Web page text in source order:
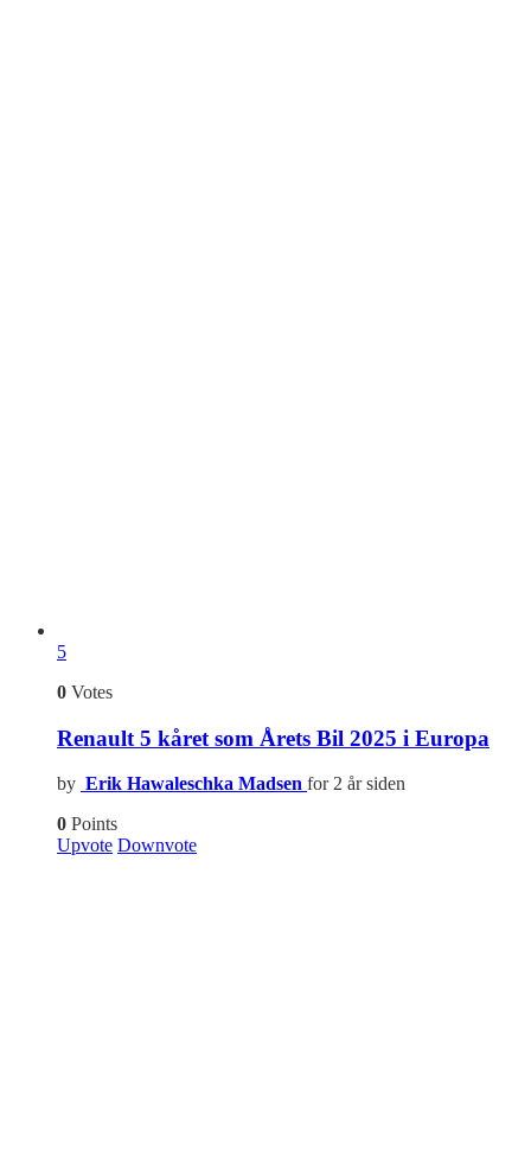
5
0 Votes
Renault 5 kåret som Årets Bil 2025 i Europa
by Erik Hawaleschka Madsen for 2 år siden
0 Points
Upvote Downvote